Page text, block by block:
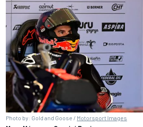
Photo by: Gold and Goose / Motorsport Images